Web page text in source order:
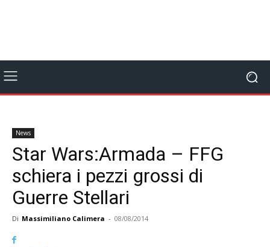
News
Star Wars:Armada – FFG
schiera i pezzi grossi di
Guerre Stellari
Di Massimiliano Calimera - 08/08/2014